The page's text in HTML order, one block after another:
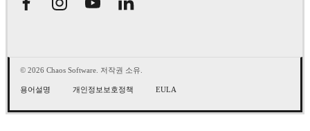
© 2026 Chaos Software. 저작권 소유.
용어설명 개인정보보호정책 EULA